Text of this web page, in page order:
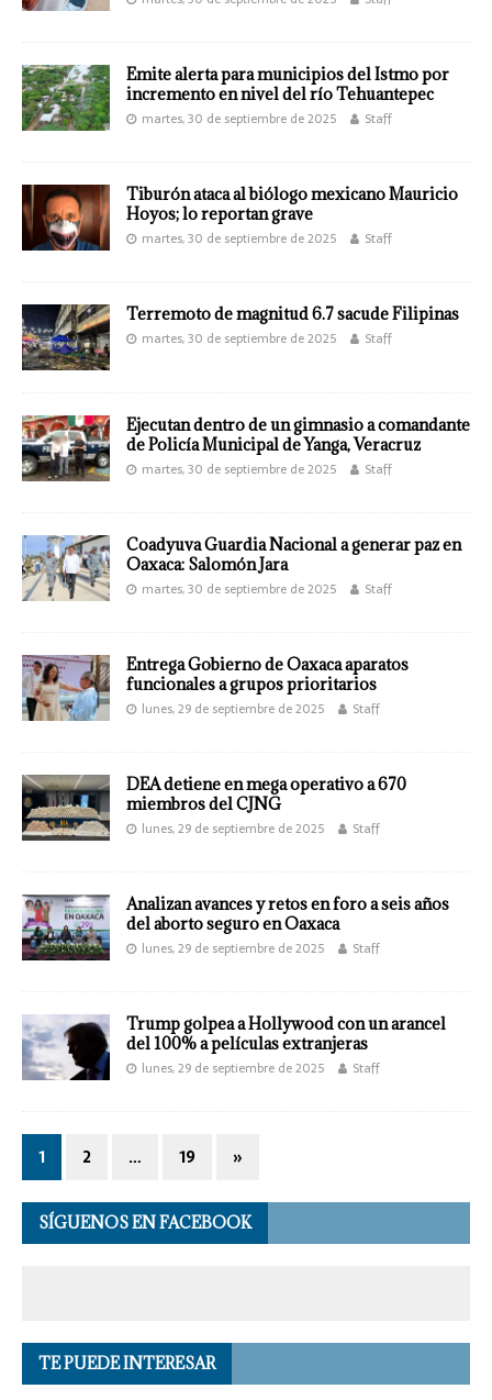
Emite alerta para municipios del Istmo por
incremento en nivel del río Tehuantepec
martes, 30 de septiembre de 2025 Staff
Tiburón ataca al biólogo mexicano Mauricio
Hoyos; lo reportan grave
martes, 30 de septiembre de 2025 Staff
Terremoto de magnitud 6.7 sacude Filipinas
martes, 30 de septiembre de 2025 Staff
Ejecutan dentro de un gimnasio a comandante
de Policía Municipal de Yanga, Veracruz
martes, 30 de septiembre de 2025 Staff
Coadyuva Guardia Nacional a generar paz en
Oaxaca: Salomón Jara
martes, 30 de septiembre de 2025 Staff
Entrega Gobierno de Oaxaca aparatos
funcionales a grupos prioritarios
lunes, 29 de septiembre de 2025 Staff
DEA detiene en mega operativo a 670
miembros del CJNG
lunes, 29 de septiembre de 2025 Staff
Analizan avances y retos en foro a seis años
del aborto seguro en Oaxaca
lunes, 29 de septiembre de 2025 Staff
Trump golpea a Hollywood con un arancel
del 100% a películas extranjeras
lunes, 29 de septiembre de 2025 Staff
1 2 … 19 »
SÍGUENOS EN FACEBOOK
TE PUEDE INTERESAR